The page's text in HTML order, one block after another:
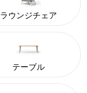
ラウンジチェア
テーブル